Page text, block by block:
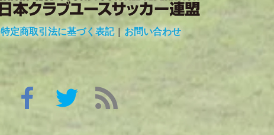
特定商取引法に基づく表記|お問い合わせ